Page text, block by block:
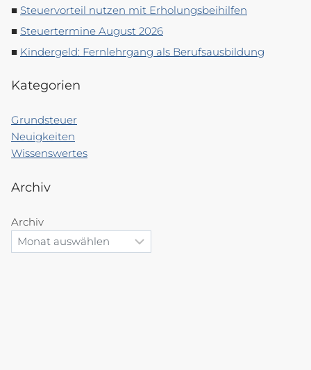
Steuervorteil nutzen mit Erholungsbeihilfen
Steuertermine August 2026
Kindergeld: Fernlehrgang als Berufsausbildung
Kategorien
Grundsteuer
Neuigkeiten
Wissenswertes
Archiv
Archiv